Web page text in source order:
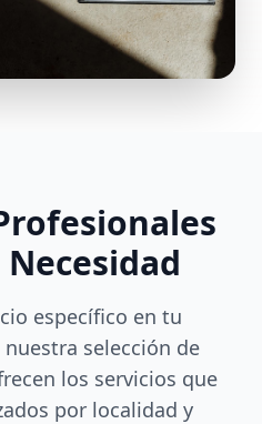
específico en tu
selección de
los servicios que
por localidad y